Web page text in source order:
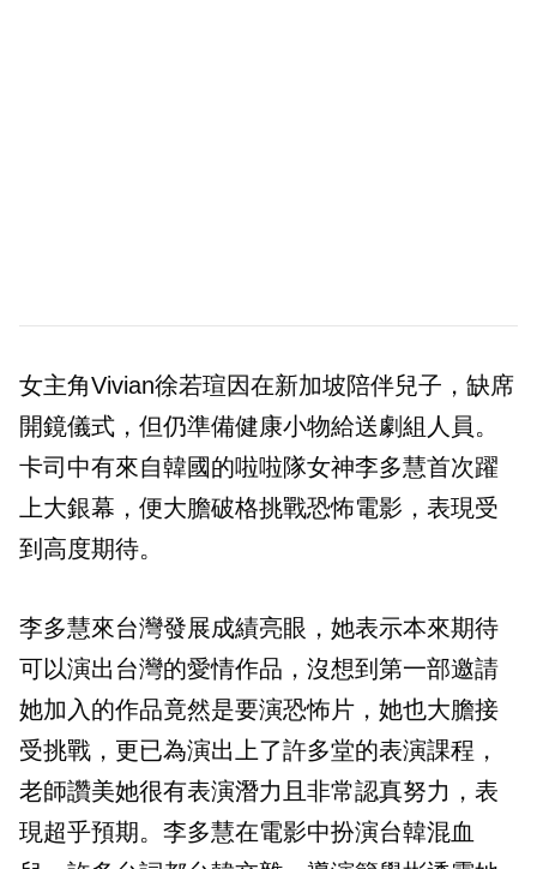
女主角Vivian徐若瑄因在新加坡陪伴兒子，缺席
開鏡儀式， 但仍準備健康小物給送劇組人員。
卡司中有來自韓國的啦啦隊女神李多慧首次躍
上大銀幕， 便大膽破格挑戰恐怖電影，表現受
到高度期待。
李多慧來台灣發展成績亮眼，她表示本來期待
可以演出台灣的愛情作品，沒想到第一部邀請
她加入的作品竟然是要演恐怖片，她也大膽接
受挑戰，更已為演出上了許多堂的表演課程，
老師讚美她很有表演潛力且非常認真努力，表
現超乎預期。李多慧在電影中扮演台韓混血